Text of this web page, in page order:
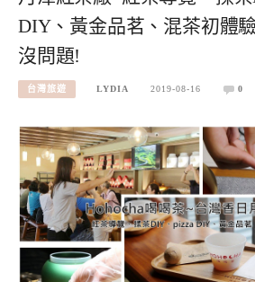
DIY、黃金品茗、混茶初體
沒問題!
台灣旅遊 LYDIA 2019-08-16 0